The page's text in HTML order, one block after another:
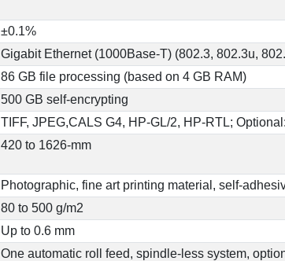
±0.1%
Gigabit Ethernet (1000Base-T) (802.3, 802.3u,
86 GB file processing (based on 4 GB RAM)
500 GB self-encrypting
TIFF, JPEG,CALS G4, HP-GL/2, HP-RTL;
420 to 1626-mm
Photographic, fine art printing material, self-
80 to 500 g/m2
Up to 0.6 mm
One automatic roll feed, spindle-less system,